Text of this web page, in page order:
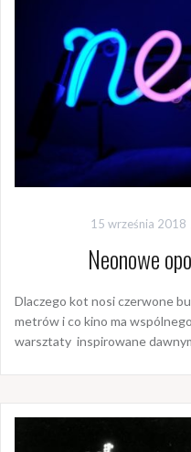
15 września 2018
Neonowe
Dlaczego kot nosi czerwone
metrów i co kino ma
warsztaty inspirowane